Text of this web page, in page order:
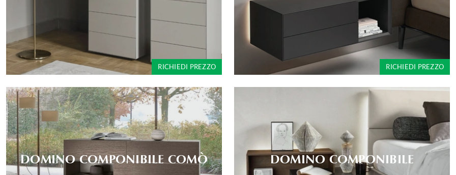
RICHIEDI PREZZO RICHIEDI PREZZO
DOMINO COMPONIBILE COMÒ DOMINO COMPONIBILE